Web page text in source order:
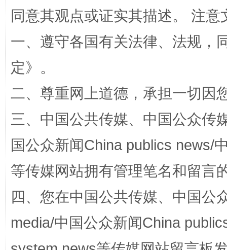
解纷+调解+退费，一次搞定
同意其观点或证实其描述。 注
一、遵守各国有关法律、法规，
定》。
二、尊重网上道德，承担一切因
三、中国公共传媒、中国公众传
国公众新闻China publics news/
等传媒网站拥有管理笔名和留言
四、您在中国公共传媒、中国公
media/中国公众新闻China